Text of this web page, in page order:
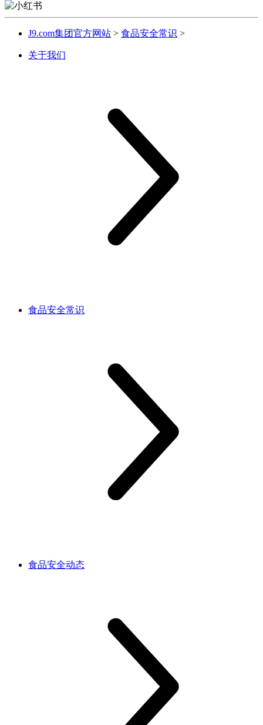
J9.com集团官方网站 > 食品安全常识 >
关于我们
食品安全常识
食品安全动态